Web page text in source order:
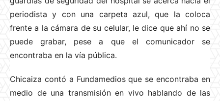
periodista y con una carpeta azul, que la coloca
frente a la cámara de su celular, le dice que ahí no se
puede grabar, pese a que el comunicador se
encontraba en la vía pública.
Chicaiza contó a Fundamedios que se encontraba en
medio de una transmisión en vivo hablando de las